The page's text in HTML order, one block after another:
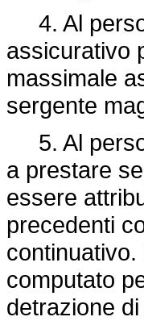
4. Al
assicurativo
massimale
sergente
5. Al
a prestare
essere
precedenti
computato
detrazione